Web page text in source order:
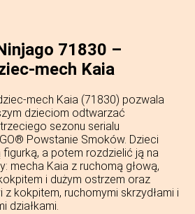
71830 –
mech Kaia
mech Kaia (71830) pozwala
dzieciom odtwarzać
sezonu serialu
Powstanie Smoków. Dzieci
a potem rozdzielić ją na
mecha Kaia z ruchomą głową,
i dużym ostrzem oraz
kokpitem, ruchomymi skrzydłami i
działkami.